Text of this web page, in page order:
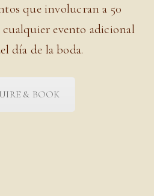
que involucran a 50
cualquier evento adicional
día de la boda.
& BOOK